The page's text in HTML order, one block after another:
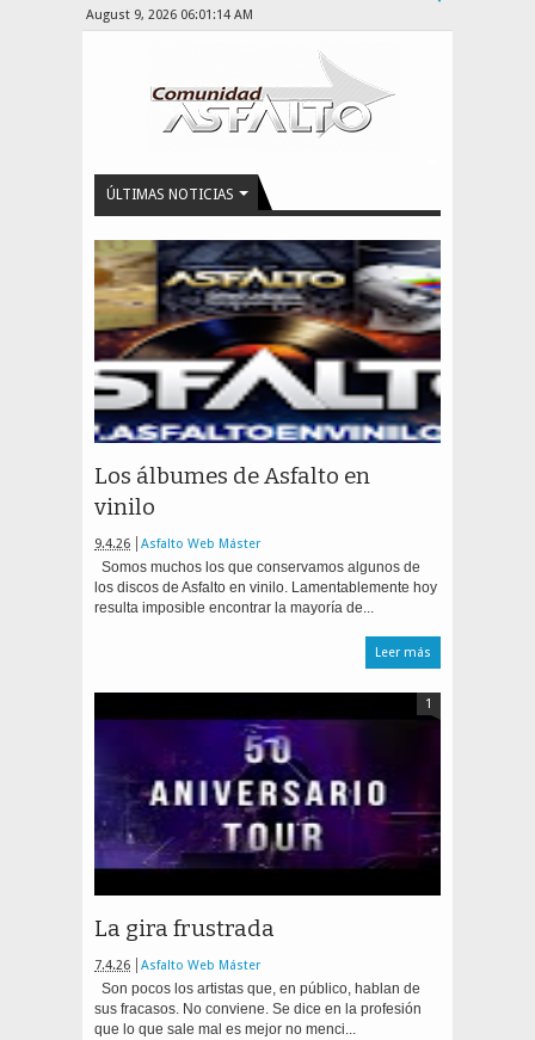
August 9, 2026 06:01:14 AM
ÚLTIMAS NOTICIAS
Los álbumes de Asfalto en
vinilo
9.4.26 Asfalto Web Máster
Somos muchos los que conservamos algunos de
los discos de Asfalto en vinilo. Lamentablemente hoy
resulta imposible encontrar la mayoría de...
Leer más
La gira frustrada
7.4.26 Asfalto Web Máster
1
Son pocos los artistas que, en público, hablan de
sus fracasos. No conviene. Se dice en la profesión
que lo que sale mal es mejor no menci...